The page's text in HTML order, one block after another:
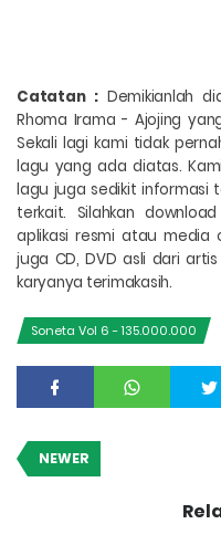
Catatan : Demikianlah
Rhoma Irama - Ajojing
Sekali lagi kami tidak
lagu yang ada diatas.
lagu juga sedikit informasi
terkait. Silahkan
aplikasi resmi atau media
juga CD, DVD asli dari
karyanya terimakasih.
Soneta Vol 6 - 135.000.000
NEWER